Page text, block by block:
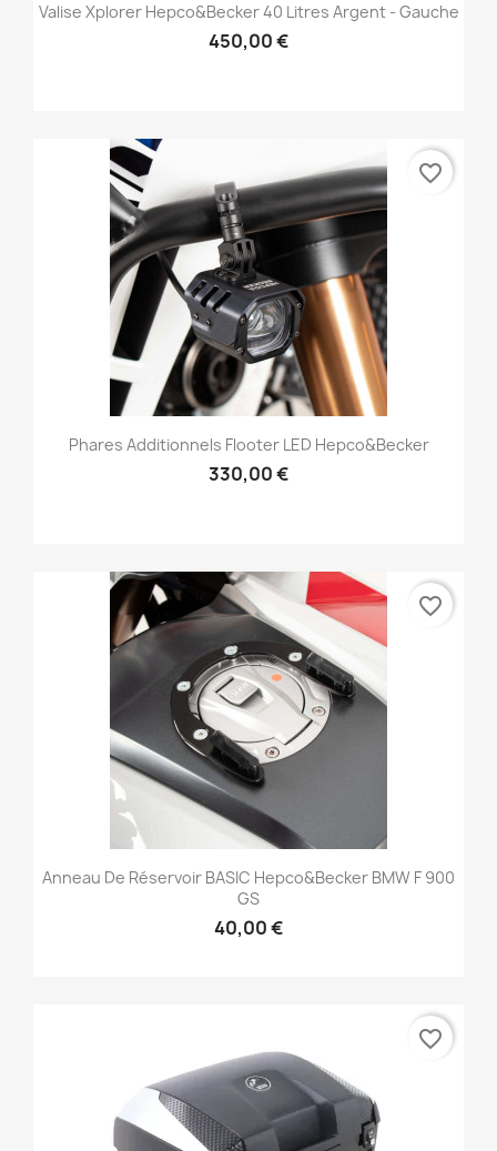
Valise Xplorer Hepco&Becker 40 Litres Argent - Gauche
450,00 €
Phares Additionnels Flooter LED Hepco&Becker
330,00 €
favorite_border
Anneau De Réservoir BASIC Hepco&Becker BMW F 900
GS
40,00 €
favorite_border
favorite_border